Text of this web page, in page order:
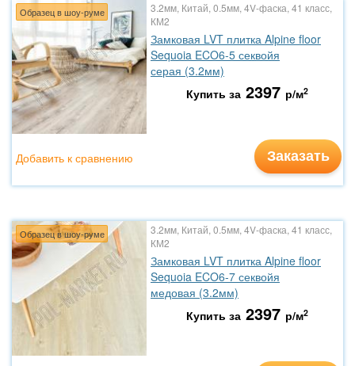
Образец в шоу-руме
3.2мм, Китай, 0.5мм, 4V-фаска, 41 класс,
КМ2
Замковая LVT плитка Alpine floor
Sequoia ECO6-5 секвойя
серая (3.2мм)
Купить за 2397 р/м2
Заказать
Добавить к сравнению
Образец в шоу-руме
3.2мм, Китай, 0.5мм, 4V-фаска, 41 класс,
КМ2
Замковая LVT плитка Alpine floor
Sequoia ECO6-7 секвойя
медовая (3.2мм)
Купить за 2397 р/м2